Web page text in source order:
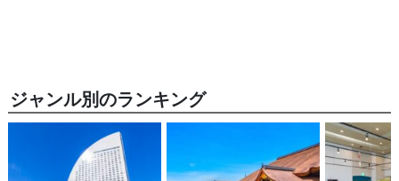
ジャンル別のランキング